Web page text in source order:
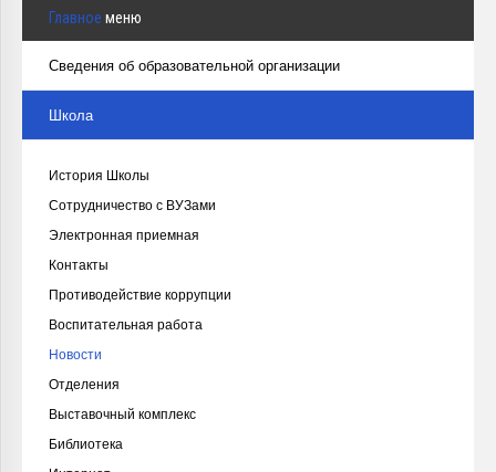
Главное меню
Сведения об образовательной организации
Школа
История Школы
Сотрудничество с ВУЗами
Электронная приемная
Контакты
Противодействие коррупции
Воспитательная работа
Новости
Отделения
Выставочный комплекс
Библиотека